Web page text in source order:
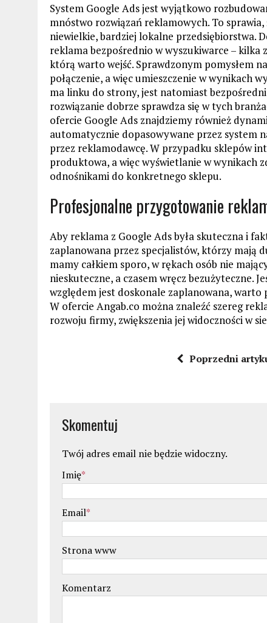
System Google Ads jest wyjątkowo
mnóstwo rozwiązań reklamowych. To
niewielkie, bardziej lokalne przedsiębiorstwa.
reklama bezpośrednio w wyszukiwarce –
którą warto wejść. Sprawdzonym pomysłem
połączenie, a więc umieszczenie w wynikach
ma linku do strony, jest natomiast
rozwiązanie dobrze sprawdza się w tych
ofercie Google Ads znajdziemy również
automatycznie dopasowywane przez system
przez reklamodawcę. W przypadku sklepów
produktowa, a więc wyświetlanie w wynikach
odnośnikami do konkretnego sklepu.
Profesjonalne przygotowanie
Aby reklama z Google Ads była skuteczna i
zaplanowana przez specjalistów, którzy mają
mamy całkiem sporo, w rękach osób nie
nieskuteczne, a czasem wręcz bezużyteczne.
względem jest doskonale zaplanowana,
W ofercie Angab.co można znaleźć szereg
rozwoju firmy, zwiększenia jej widoczności w
Poprzedni
Skomentuj
Twój adres email nie będzie widoczny.
Imię*
Email*
Strona www
Komentarz